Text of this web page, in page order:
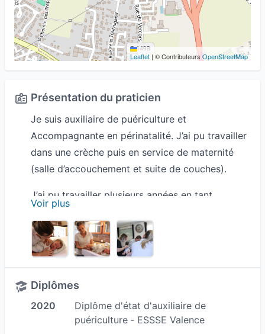
Leaflet | © Contributeurs OpenStreetMap
Présentation du praticien
Je suis auxiliaire de puériculture et
Accompagnante en périnatalité. J’ai pu travailler
dans une crèche puis en service de maternité
(salle d’accouchement et suite de couches).
J’ai pu travailler plusieurs années en tant
qu’auxiliaire de puériculture en premier lieux
dans une crèche puis dans une maternité de jour
comme de nuit j’avais pour mission
d’accompagner la femme enceinte et le
nouveau-né, de répondre à tous ses besoins. En
salle d’accouchement j’accueille les parents, les
accompagne et les soutient dans la mise au
monde des nouveaux nés. J’effectue les
Voir plus
Diplômes
2020
Diplôme d'état d'auxiliaire de
puériculture ‐ ESSSE Valence